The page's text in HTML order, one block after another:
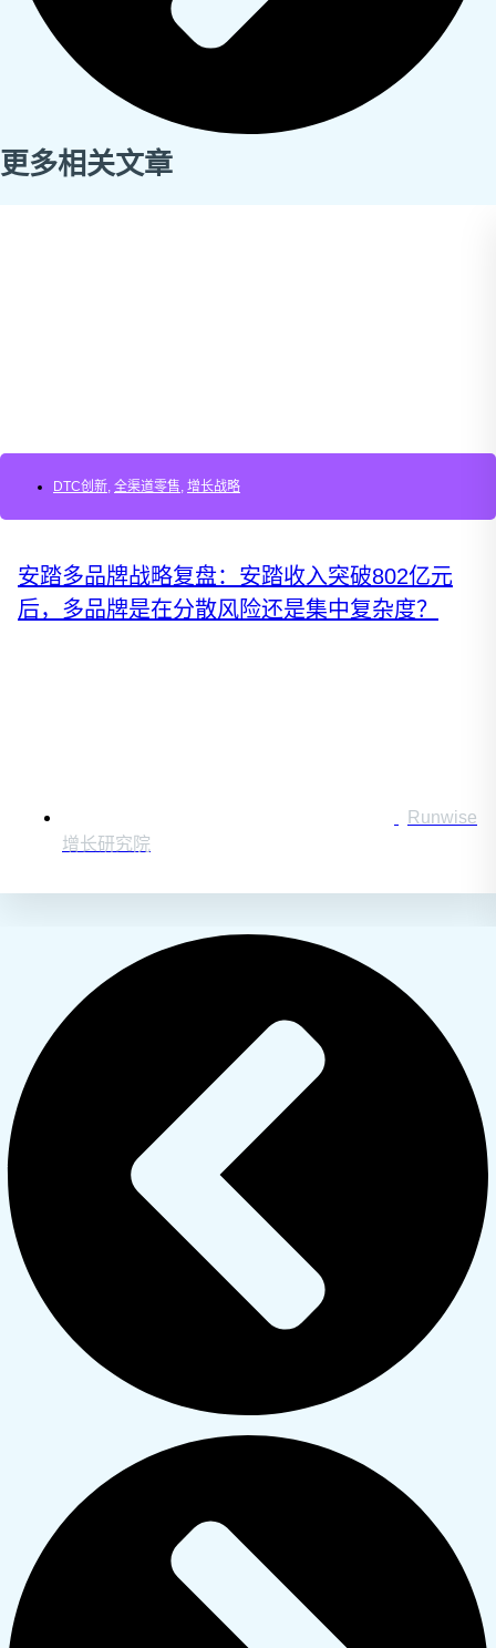
更多相关文章
DTC创新, 全渠道零售, 增长战略
安踏多品牌战略复盘：安踏收入突破802亿元
后，多品牌是在分散风险还是集中复杂度？
Runwise
增长研究院